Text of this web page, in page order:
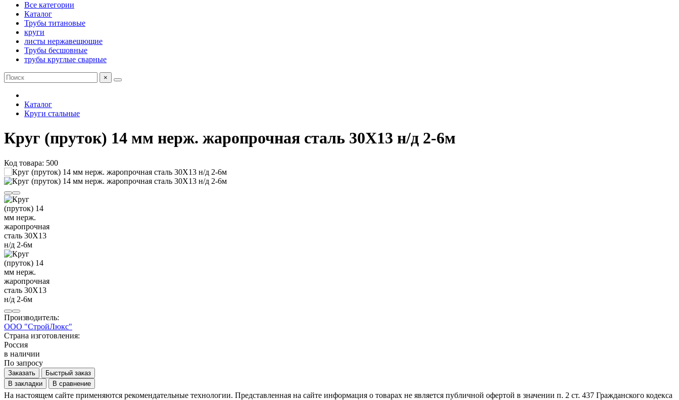
Все категории
Каталог
Трубы титановые
круги
листы нержавещющие
Трубы бесшовные
трубы круглые сварные
×
Каталог
Круги стальные
Круг (пруток) 14 мм нерж. жаропрочная сталь 30Х13 н/д 2-6м
Код товара: 500
Производитель:
ООО "СтройЛюкс"
Страна изготовления:
Россия
в наличии
По запросу
Заказать
Быстрый заказ
В закладки
В сравнение
На настоящем сайте применяются рекомендательные технологии. Представленная на сайте информация о товарах не является публичной офертой в значении п. 2 ст. 437 Гражданского кодекса